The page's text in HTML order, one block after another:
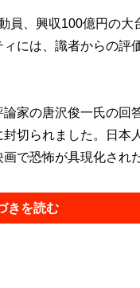
、興収100億円の大
には、識者からの評
家の唐沢俊一氏の回
切られました。日本
で恐怖が具現化され
きを読む